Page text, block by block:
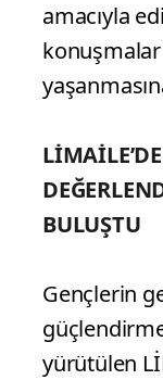
amacıyla
BULUŞTU
Gençlerin
yürütülen